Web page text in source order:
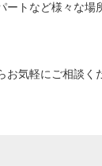
ートなど様々な場
気軽にご相談く